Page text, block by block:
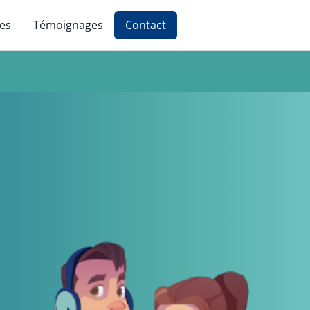
Témoignages Contact